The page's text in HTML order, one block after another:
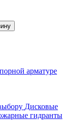
арматуре
Дисковые
гидранты